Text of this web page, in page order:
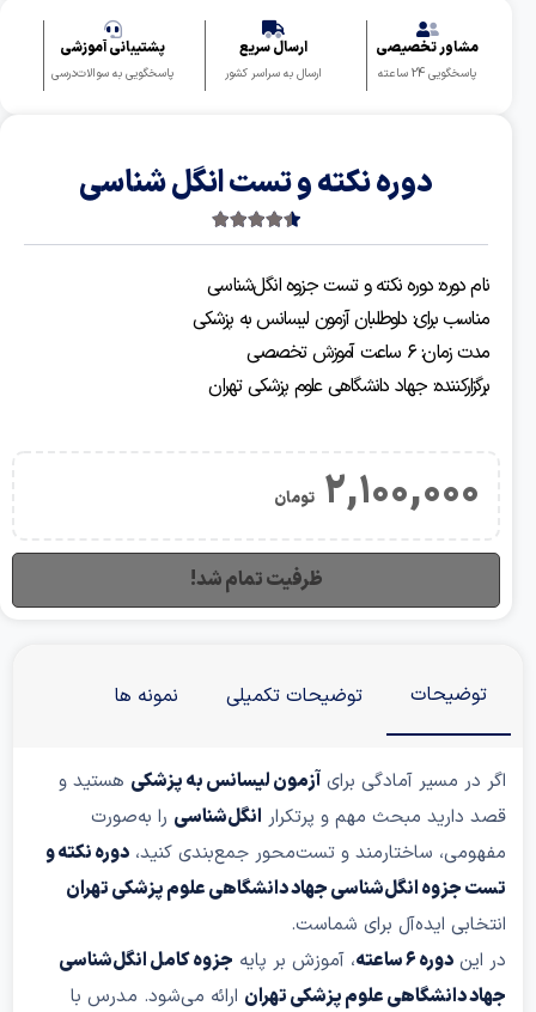
مشاور تخصیصی
پاسخگویی 24 ساعته
ارسال سریع
ارسال به سراسر کشور
پشتیبانی آموزشی
پاسخگویی به سوالات‌درسی
دوره نکته و تست انگل شناسی
4.50 2 رای
نام دوره: دوره نکته و تست جزوه انگل‌شناسی
مناسب برای: داوطلبان آزمون لیسانس به پزشکی
مدت زمان: ۶ ساعت آموزش تخصصی
برگزارکننده: جهاد دانشگاهی علوم پزشکی تهران
2,100,000 تومان
ظرفیت تمام شد!
توضیحات توضیحات تکمیلی نمونه ها
اگر در مسیر آمادگی برایآزمون لیسانس به پزشکیهستید و
قصد دارید مبحث مهم و پرتکرارانگل‌شناسیرا به‌صورت
مفهومی، ساختارمند و تست‌محور جمع‌بندی کنید،دوره نکته و
تست جزوه انگل‌شناسی جهاد دانشگاهی علوم پزشکی تهران
انتخابی ایده‌آل برای شماست.
در این دوره ۶ ساعته ، آموزش بر پایهجزوه کامل انگل‌شناسی
جهاد دانشگاهی علوم پزشکی تهرانارائه می‌شود. مدرس با